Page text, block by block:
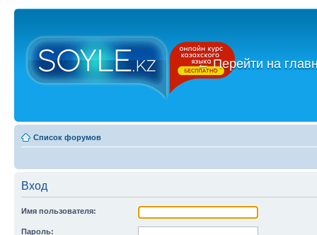
←Перейти на
Список форумов
Вход
Имя пользователя:
Пароль: